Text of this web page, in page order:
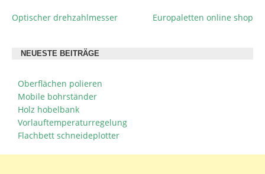
BEITRAGSNAVIGATION
Optischer drehzahlmesser Europaletten online shop
NEUESTE BEITRÄGE
Oberflächen polieren
Mobile bohrständer
Holz hobelbank
Vorlauftemperaturregelung
Flachbett schneideplotter